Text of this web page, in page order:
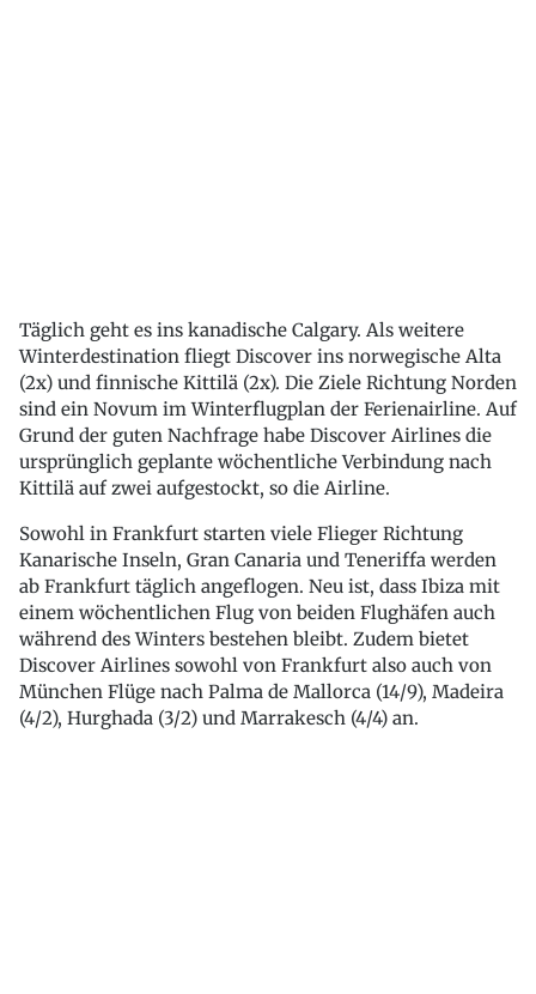
Täglich geht es ins kanadische Calgary. Als weitere
Winterdestination fliegt Discover ins norwegische Alta
(2x) und finnische Kittilä (2x). Die Ziele Richtung Norden
sind ein Novum im Winterflugplan der Ferienairline. Auf
Grund der guten Nachfrage habe Discover Airlines die
ursprünglich geplante wöchentliche Verbindung nach
Kittilä auf zwei aufgestockt, so die Airline.
Sowohl in Frankfurt starten viele Flieger Richtung
Kanarische Inseln, Gran Canaria und Teneriffa werden
ab Frankfurt täglich angeflogen. Neu ist, dass Ibiza mit
einem wöchentlichen Flug von beiden Flughäfen auch
während des Winters bestehen bleibt. Zudem bietet
Discover Airlines sowohl von Frankfurt also auch von
München Flüge nach Palma de Mallorca (14/9), Madeira
(4/2), Hurghada (3/2) und Marrakesch (4/4) an.